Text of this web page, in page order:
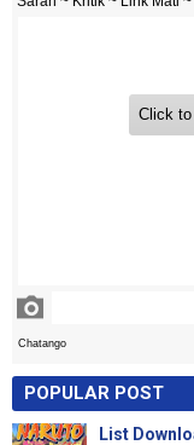
POPULAR POST
List